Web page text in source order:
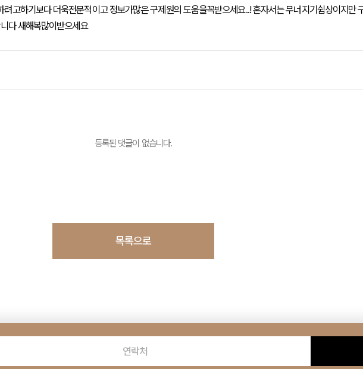
고하기보다 더욱전문적이고 정보가많은 구제원의 도움을꼭받으세요..! 혼자서는 무너지기쉽상이지만
다 새해복많이받으세요
등록된 댓글이 없습니다.
목록으로